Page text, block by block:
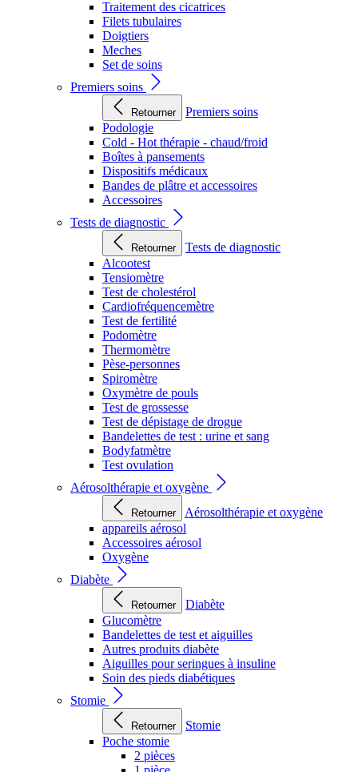
Traitement des cicatrices
Filets tubulaires
Doigtiers
Meches
Set de soins
Premiers soins
Retourner
Premiers soins
Podologie
Cold - Hot thérapie - chaud/froid
Boîtes à pansements
Dispositifs médicaux
Bandes de plâtre et accessoires
Accessoires
Tests de diagnostic
Retourner
Tests de diagnostic
Alcootest
Tensiomètre
Test de cholestérol
Cardiofréquencemètre
Test de fertilité
Podomètre
Thermomètre
Pèse-personnes
Spiromètre
Oxymètre de pouls
Test de grossesse
Test de dépistage de drogue
Bandelettes de test : urine et sang
Bodyfatmètre
Test ovulation
Aérosolthérapie et oxygène
Retourner
Aérosolthérapie et oxygène
appareils aérosol
Accessoires aérosol
Oxygène
Diabète
Retourner
Diabète
Glucomètre
Bandelettes de test et aiguilles
Autres produits diabète
Aiguilles pour seringues à insuline
Soin des pieds diabétiques
Stomie
Retourner
Stomie
Poche stomie
2 pièces